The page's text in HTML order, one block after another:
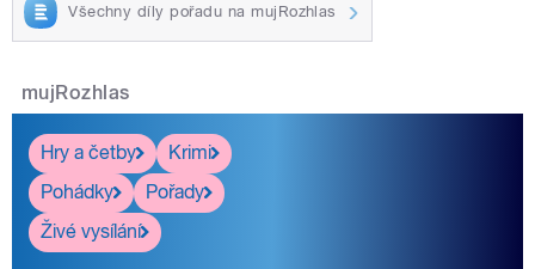
Všechny díly pořadu na mujRozhlas
mujRozhlas
Hry a četby
Krimi
Pohádky
Pořady
Živé vysílání